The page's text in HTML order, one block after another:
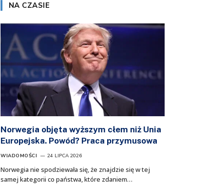
NA CZASIE
Norwegia objęta wyższym cłem niż Unia
Europejska. Powód? Praca przymusowa
WIADOMOŚCI 24 LIPCA 2026
Norwegia nie spodziewała się, że znajdzie się w tej
samej kategorii co państwa, które zdaniem…